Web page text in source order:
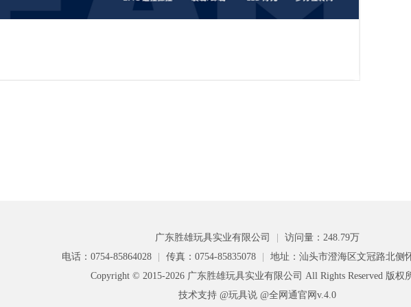
广东胜雄玩具实业有限公司
访问量：248.79万
电话：0754-85864028
传真：0754-85835078
地址：汕头市澄海区文冠路北侧
Copyright © 2015-2026 广东胜雄玩具实业有限公司 All Rights Reserved 版权
技术支持 @玩具说 @全网通官网v.4.0